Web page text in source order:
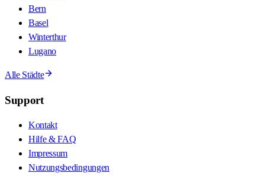
Bern
Basel
Winterthur
Lugano
Alle Städte
Support
Kontakt
Hilfe & FAQ
Impressum
Nutzungsbedingungen